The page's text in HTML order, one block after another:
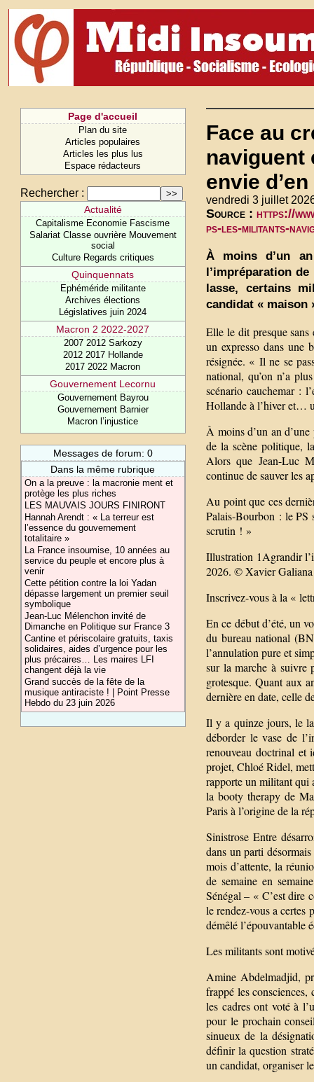
Page d'accueil
Plan du site
Articles populaires
Articles les plus lus
Espace rédacteurs
Rechercher :
Actualité
Capitalisme Economie Fascisme
Salariat Classe ouvrière Mouvement
social
Culture Regards critiques
Quinquennats
Ephéméride militante
Archives élections
Législatives juin 2024
Macron 2 2022-2027
2007 2012 Sarkozy
2012 2017 Hollande
2017 2022 Macron
Gouvernement Lecornu
Gouvernement Bayrou
Gouvernement Barnier
Macron l’injustice
Messages de forum: 0
Dans la même rubrique
On a la preuve : la macronie ment et
protège les plus riches
LES MAUVAIS JOURS FINIRONT
Hannah Arendt : « La terreur est
l’essence du gouvernement
totalitaire »
La France insoumise, 10 années au
service du peuple et encore plus à
venir
Cette pétition contre la loi Yadan
dépasse largement un premier seuil
symbolique
Jean-Luc Mélenchon invité de
Dimanche en Politique sur France 3
Cantine et périscolaire gratuits, taxis
solidaires, aides d’urgence pour les
plus précaires… Les maires LFI
changent déjà la vie
Grand succès de la fête de la
musique antiraciste ! | Point Presse
Hebdo du 23 juin 2026
Face au
naviguent
envie
vendredi 3 juillet
Source : https://
ps-les-militants-
À moins d’un
l’impréparation
lasse, certains
candidat « maison
Elle le dit presque
un expresso dans une
résignée. « Il ne se
national, qu’on n’a
scénario cauchemar :
Hollande à l’hiver et…
À moins d’un an
de la scène politique,
Alors que Jean-Luc
continue de sauver les
Au point que ces
Palais-Bourbon : le PS
scrutin ! »
Illustration 1Agrandir
2026. © Xavier Galiana
Inscrivez-vous à la «
En ce début d’été, un
du bureau national
l’annulation pure et
sur la marche à suivre
grotesque. Quant aux
dernière en date, celle
Il y a quinze jours, le
déborder le vase de
renouveau doctrinal et
projet, Chloé Ridel,
rapporte un militant qui
la booty therapy de
Paris à l’origine de la
Sinistrose Entre
dans un parti
mois d’attente, la
de semaine en
Sénégal – « C’est dire
le rendez-vous a certes
démêlé l’épouvantable
Les militants sont
Amine Abdelmadjid,
frappé les
les cadres ont voté à
pour le prochain
sinueux de la
définir la question
un candidat, organiser